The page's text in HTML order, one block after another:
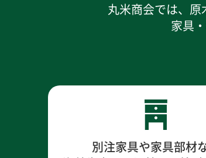
丸米商会では、原
家具
別注家具や家具部材